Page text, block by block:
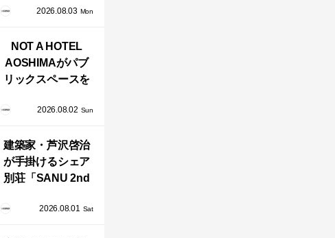
ブ）」が叶えるプ
感の正体
2026.08.03 Mon
NOT A HOTEL
AOSHIMAがパブ
リックスペースを
「CHILL2.0」
業！
2026.08.02 Sun
建築家・芦沢啓治
が手掛けるシェア
別荘「SANU 2nd
Owners」、新拠点
2026.08.01 Sat